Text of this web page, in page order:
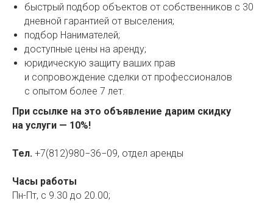
быстрый подбор объектов от собственников с 30
дневной гарантией от выселения;
подбор Нанимателей;
доступные цены на аренду;
юридическую защиту ваших прав
и сопровождение сделки от профессионалов
с опытом более 7 лет.
При ссылке на это объявление дарим скидку
на услуги — 10%!
Тел. +7(812)980−36−09, отдел аренды
Часы работы
Пн-Пт, с 9.30 до 20.00;